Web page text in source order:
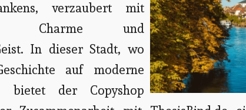
verzaubert mit
Charme und
In dieser Stadt, wo
auf moderne
bietet der Copyshop